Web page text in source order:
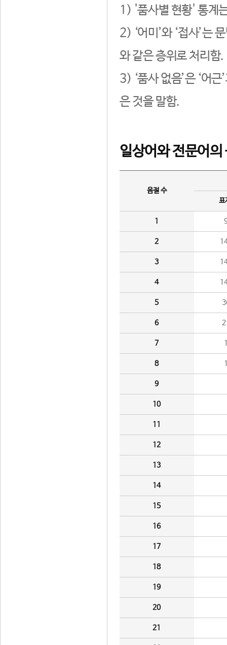
1) '품사별 현황' 통계
2) ‘어미’와 ‘접사’는
와 같은 층위로 처리함.
3) ‘품사 없음’은 ‘어
은 것을 말함.
일상어와 전문어의
음절 수
표
1
2
3
4
5
6
7
8
9
10
11
12
13
14
15
16
17
18
19
20
21